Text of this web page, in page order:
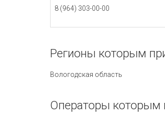
8 (964) 303-00-00
Регионы которым
Вологодская область
Операторы которым